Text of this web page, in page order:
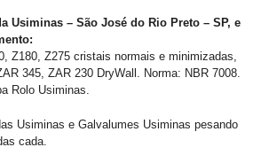
Usiminas – São José do Rio Preto – SP, e
Z180, Z275 cristais normais e minimizadas,
345, ZAR 230 DryWall. Norma: NBR 7008.
Rolo Usiminas.
Usiminas e Galvalumes Usiminas pesando
cada.